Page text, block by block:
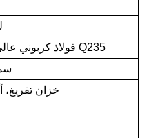
فولاذ كربوني عالي الجودة Q235
خزان تفريغ،